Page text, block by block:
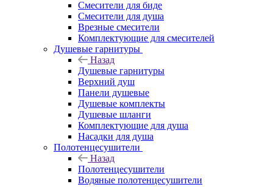
Смесители для биде
Смесители для душа
Врезные смесители
Комплектующие для смесителей
Душевые гарнитуры
Назад
Душевые гарнитуры
Верхний душ
Панели душевые
Душевые комплекты
Душевые шланги
Комплектующие для душа
Насадки для душа
Полотенцесушители
Назад
Полотенцесушители
Водяные полотенцесушители